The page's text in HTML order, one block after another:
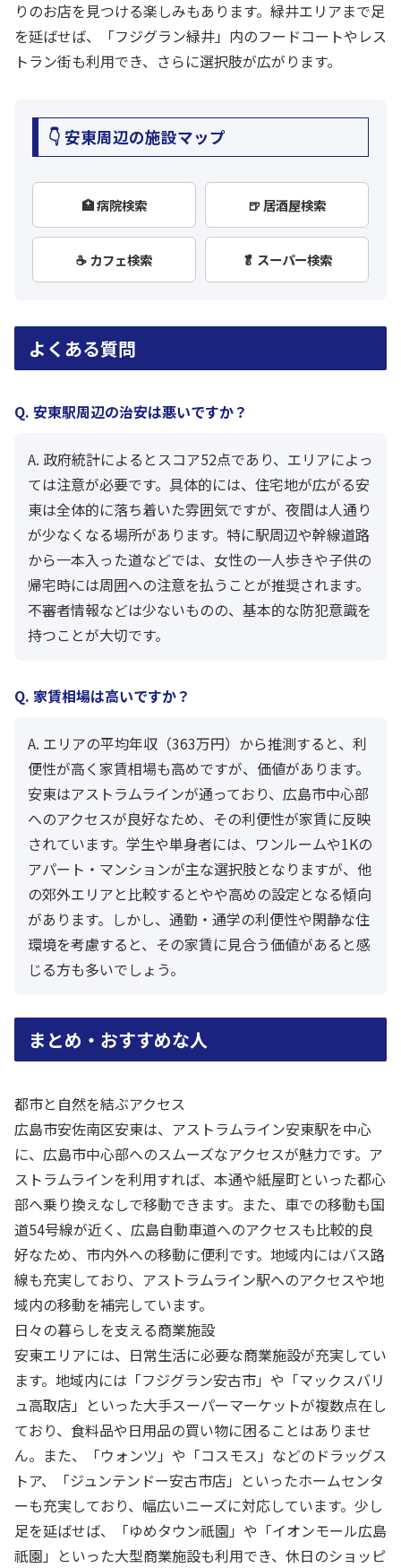
りのお店を見つける楽しみもあります。緑井エリアまで足
を延ばせば、「フジグラン緑井」内のフードコートやレス
トラン街も利用でき、さらに選択肢が広がります。
👇 安東周辺の施設マップ
🏥 病院検索 🍺 居酒屋検索
☕ カフェ検索 🥬 スーパー検索
よくある質問
Q. 安東駅周辺の治安は悪いですか？
A. 政府統計によるとスコア52点であり、エリアによっ
ては注意が必要です。具体的には、住宅地が広がる安
東は全体的に落ち着いた雰囲気ですが、夜間は人通り
が少なくなる場所があります。特に駅周辺や幹線道路
から一本入った道などでは、女性の一人歩きや子供の
帰宅時には周囲への注意を払うことが推奨されます。
不審者情報などは少ないものの、基本的な防犯意識を
持つことが大切です。
Q. 家賃相場は高いですか？
A. エリアの平均年収（363万円）から推測すると、利
便性が高く家賃相場も高めですが、価値があります。
安東はアストラムラインが通っており、広島市中心部
へのアクセスが良好なため、その利便性が家賃に反映
されています。学生や単身者には、ワンルームや1Kの
アパート・マンションが主な選択肢となりますが、他
の郊外エリアと比較するとやや高めの設定となる傾向
があります。しかし、通勤・通学の利便性や閑静な住
環境を考慮すると、その家賃に見合う価値があると感
じる方も多いでしょう。
まとめ・おすすめな人
都市と自然を結ぶアクセス
広島市安佐南区安東は、アストラムライン安東駅を中心
に、広島市中心部へのスムーズなアクセスが魅力です。ア
ストラムラインを利用すれば、本通や紙屋町といった都心
部へ乗り換えなしで移動できます。また、車での移動も国
道54号線が近く、広島自動車道へのアクセスも比較的良
好なため、市内外への移動に便利です。地域内にはバス路
線も充実しており、アストラムライン駅へのアクセスや地
域内の移動を補完しています。
日々の暮らしを支える商業施設
安東エリアには、日常生活に必要な商業施設が充実してい
ます。地域内には「フジグラン安古市」や「マックスバリ
ュ高取店」といった大手スーパーマーケットが複数点在し
ており、食料品や日用品の買い物に困ることはありませ
ん。また、「ウォンツ」や「コスモス」などのドラッグス
トア、「ジュンテンドー安古市店」といったホームセンタ
ーも充実しており、幅広いニーズに対応しています。少し
足を延ばせば、「ゆめタウン祇園」や「イオンモール広島
祇園」といった大型商業施設も利用でき、休日のショッピ